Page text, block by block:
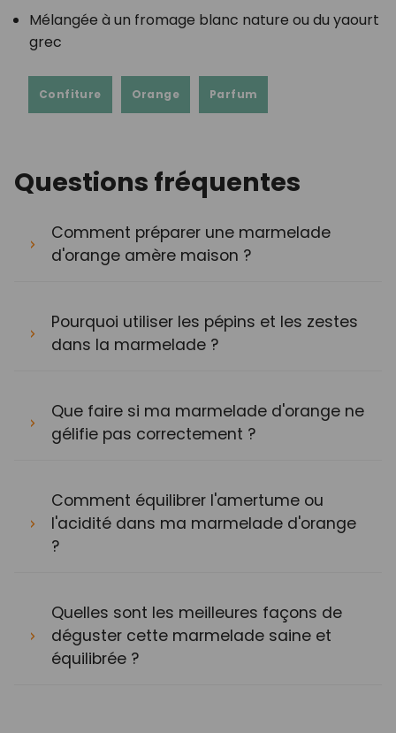
Mélangée à un fromage blanc nature ou du yaourt
grec
Confiture Orange Parfum
Questions fréquentes
Comment préparer une marmelade
d'orange amère maison ?
Pourquoi utiliser les pépins et les zestes
dans la marmelade ?
Que faire si ma marmelade d'orange ne
gélifie pas correctement ?
Comment équilibrer l'amertume ou
l'acidité dans ma marmelade d'orange
?
Quelles sont les meilleures façons de
déguster cette marmelade saine et
équilibrée ?